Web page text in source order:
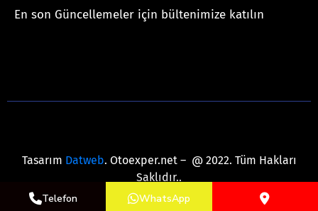
En son Güncellemeler için bültenimize katılın
Tasarım Datweb. Otoexper.net – @ 2022. Tüm Hakları
Saklıdır..
Telefon
WhatsApp